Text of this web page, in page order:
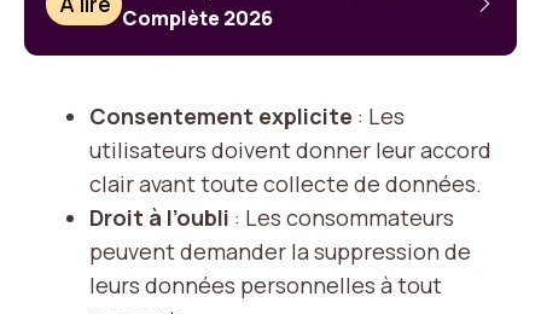
Complète 2026
Consentement explicite : Les
utilisateurs doivent donner leur accord
clair avant toute collecte de données.
Droit à l’oubli : Les consommateurs
peuvent demander la suppression de
leurs données personnelles à tout